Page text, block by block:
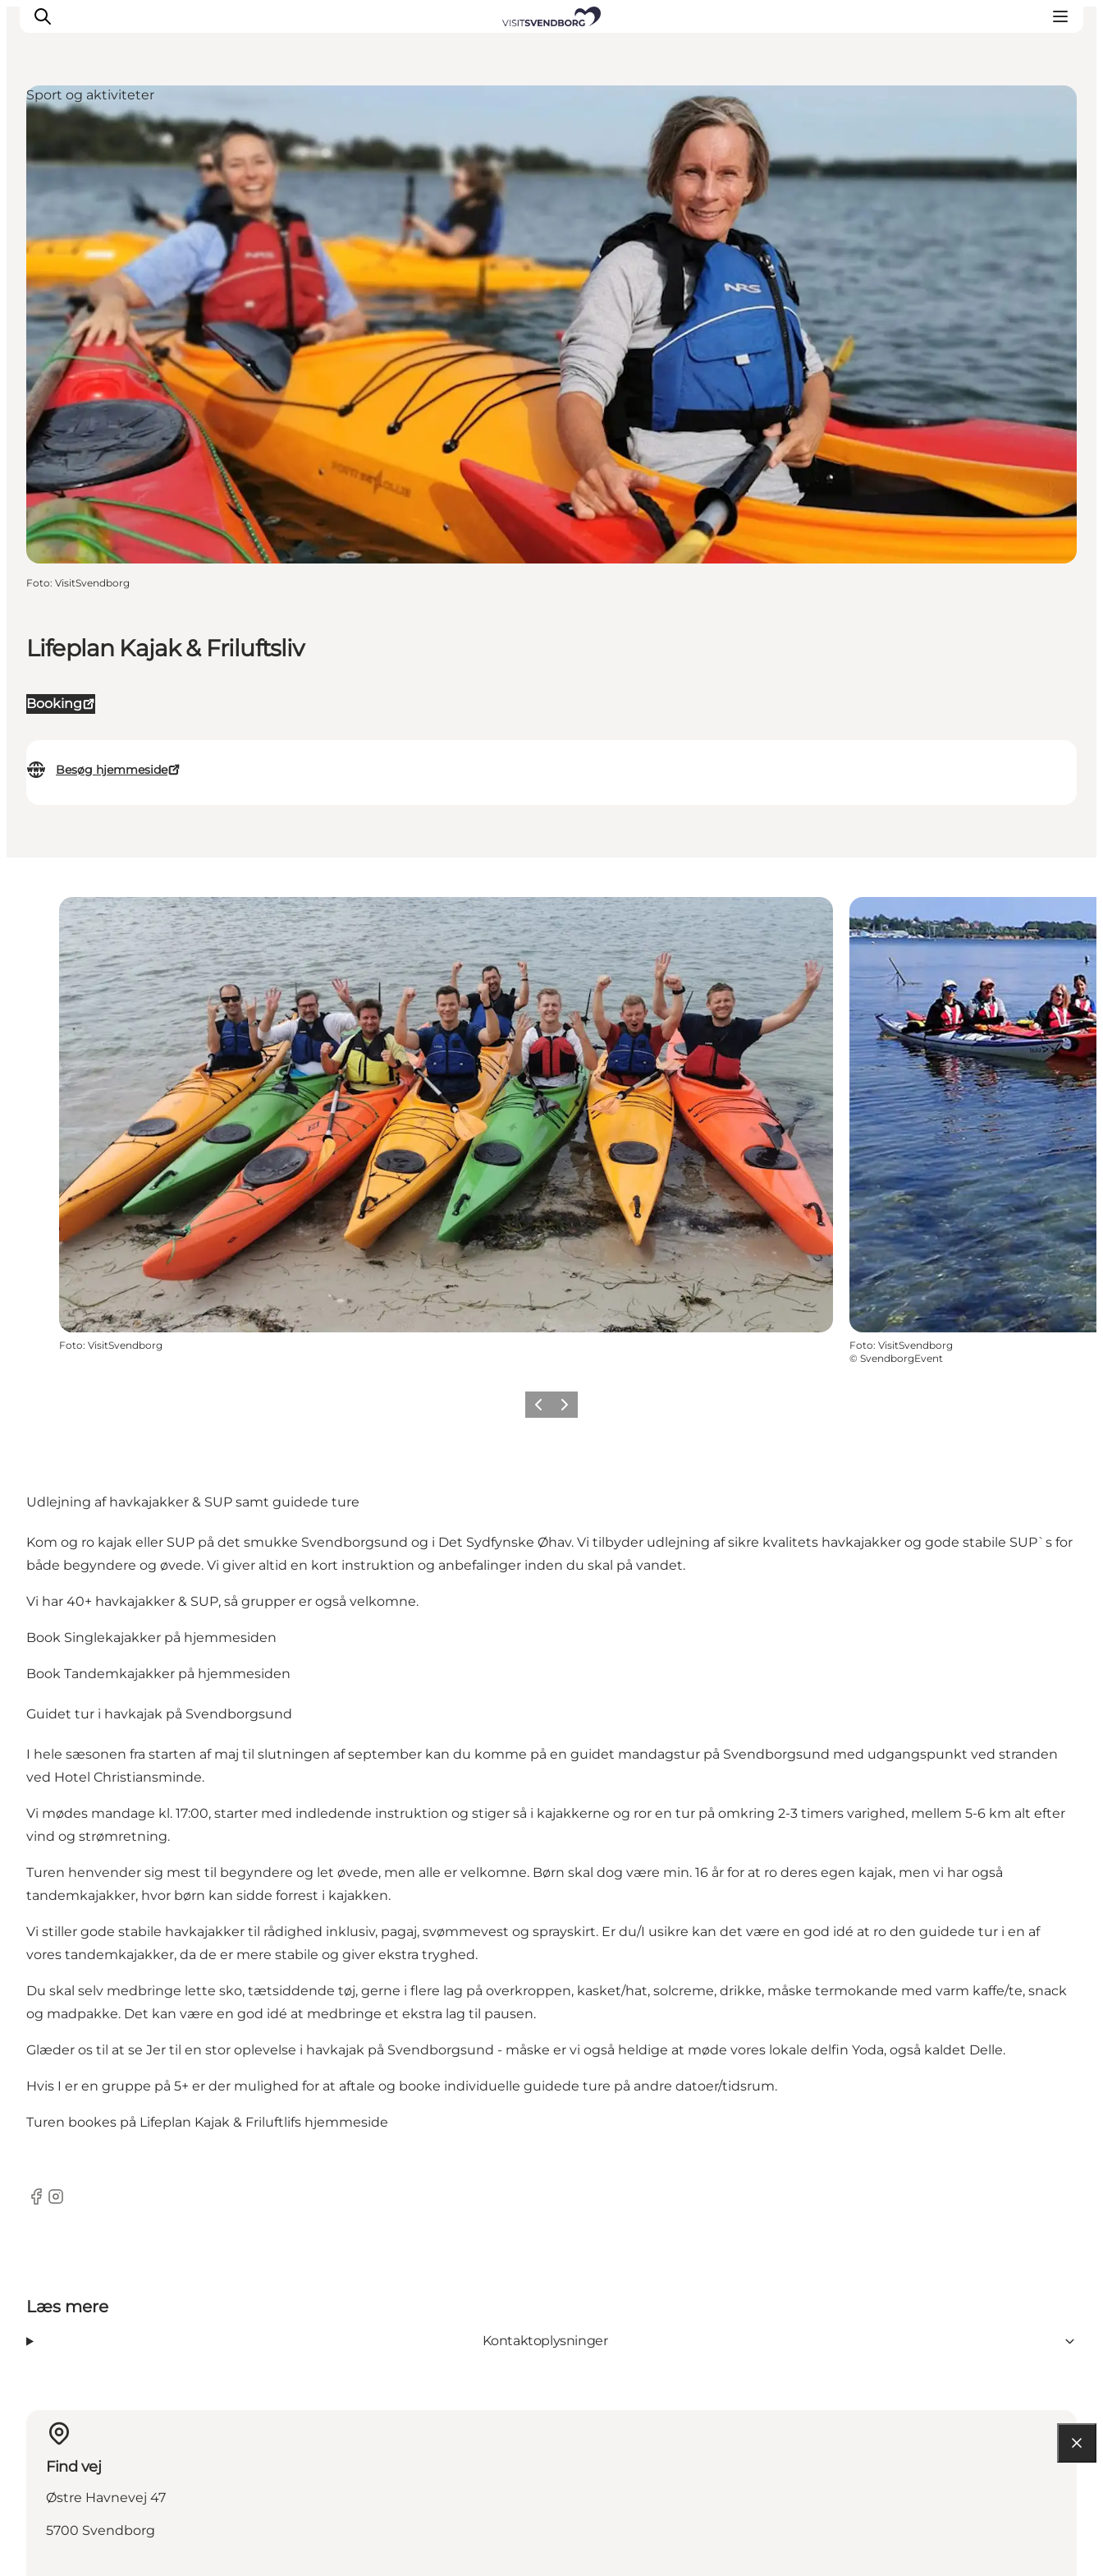
Oplev kultur & natur
Det sker i Svendborg
Spis og drik
handelsbyen Svendborg
Overnatning
Planlæg din tur
Lifeplan Kajak & Friluftsliv
Booking
Besøg hjemmeside
Sport og aktiviteter
Foto: VisitSvendborg
Foto: VisitSvendborg Foto: VisitSvendborg
© SvendborgEvent
Forrige billede
Næste billede
Udlejning af havkajakker & SUP samt guidede ture
Kom og ro kajak eller SUP på det smukke Svendborgsund og i Det Sydfynske Øhav. Vi tilbyder udlejning af sikre kvalitets havkajakker og gode stabile SUP`s for
både begyndere og øvede. Vi giver altid en kort instruktion og anbefalinger inden du skal på vandet.
Vi har 40+ havkajakker & SUP, så grupper er også velkomne.
Book Singlekajakker på hjemmesiden
Book Tandemkajakker på hjemmesiden
Guidet tur i havkajak på Svendborgsund
I hele sæsonen fra starten af maj til slutningen af september kan du komme på en guidet mandagstur på Svendborgsund med udgangspunkt ved stranden
ved Hotel Christiansminde.
Vi mødes mandage kl. 17:00, starter med indledende instruktion og stiger så i kajakkerne og ror en tur på omkring 2-3 timers varighed, mellem 5-6 km alt efter
vind og strømretning.
Turen henvender sig mest til begyndere og let øvede, men alle er velkomne. Børn skal dog være min. 16 år for at ro deres egen kajak, men vi har også
tandemkajakker, hvor børn kan sidde forrest i kajakken.
Vi stiller gode stabile havkajakker til rådighed inklusiv, pagaj, svømmevest og sprayskirt. Er du/I usikre kan det være en god idé at ro den guidede tur i en af
vores tandemkajakker, da de er mere stabile og giver ekstra tryghed.
Du skal selv medbringe lette sko, tætsiddende tøj, gerne i flere lag på overkroppen, kasket/hat, solcreme, drikke, måske termokande med varm kaffe/te, snack
og madpakke. Det kan være en god idé at medbringe et ekstra lag til pausen.
Glæder os til at se Jer til en stor oplevelse i havkajak på Svendborgsund - måske er vi også heldige at møde vores lokale delfin Yoda, også kaldet Delle.
Hvis I er en gruppe på 5+ er der mulighed for at aftale og booke individuelle guidede ture på andre datoer/tidsrum.
Turen bookes på Lifeplan Kajak & Friluftlifs hjemmeside
Facebook
Instagram
Læs mere
Kontaktoplysninger
Find vej
Østre Havnevej 47
5700 Svendborg